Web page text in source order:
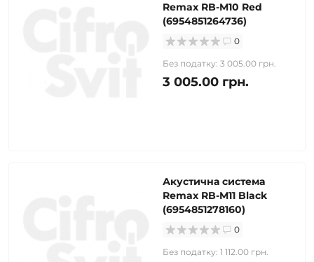
Remax RB-M10 Red
(6954851264736)
0
Без податку: 3 005.00 грн.
3 005.00 грн.
Акустична система
Remax RB-M11 Black
(6954851278160)
0
Без податку: 1 112.00 грн.